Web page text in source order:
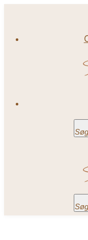
indhold